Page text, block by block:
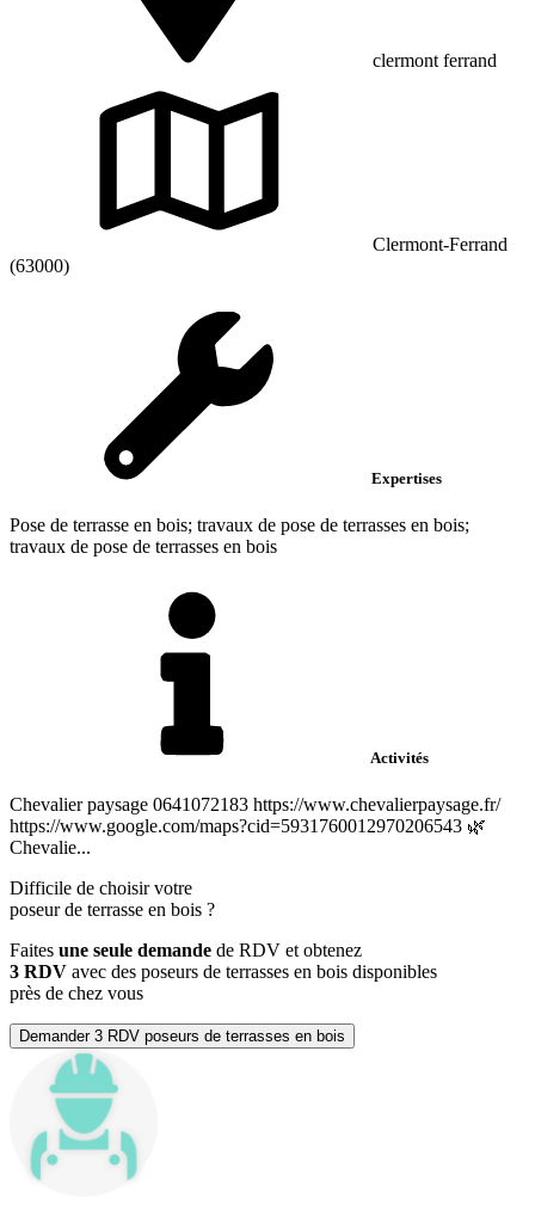
clermont ferrand
Clermont-Ferrand
(63000)
Expertises
Pose de terrasse en bois; travaux de pose de terrasses en bois;
travaux de pose de terrasses en bois
Activités
Chevalier paysage 0641072183 https://www.chevalierpaysage.fr/
https://www.google.com/maps?cid=5931760012970206543 🌿
Chevalie...
Difficile de choisir votre
poseur de terrasse en bois ?
Faites une seule demande de RDV et obtenez
3 RDV avec des poseurs de terrasses en bois disponibles
près de chez vous
Demander 3 RDV poseurs de terrasses en bois